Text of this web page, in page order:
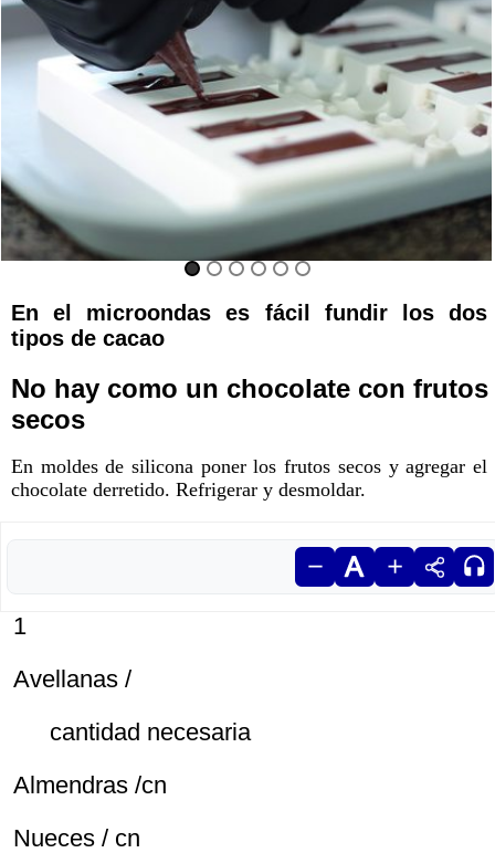
En el microondas es fácil fundir los dos
tipos de cacao
No hay como un chocolate con frutos
secos
En moldes de silicona poner los frutos secos y agregar el
chocolate derretido. Refrigerar y desmoldar.
1
Avellanas /
cantidad necesaria
Almendras /cn
Nueces / cn